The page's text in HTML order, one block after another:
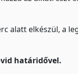
alatt elkészül, a
határidővel.